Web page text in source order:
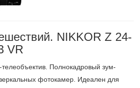
NIKKOR Z 24-
VR
Полнокадровый зум-
фотокамер. Идеален для